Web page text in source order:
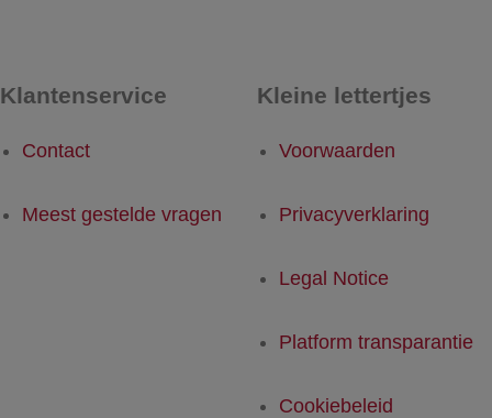
Klantenservice
Contact
Meest gestelde vragen
Kleine lettertjes
Voorwaarden
Privacyverklaring
Legal Notice
Platform transparantie
Cookiebeleid